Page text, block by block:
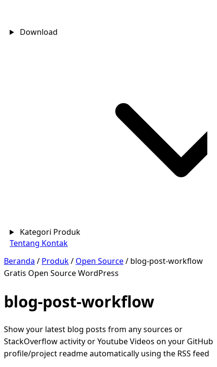
Download
Kategori Produk
Tentang Kontak
Beranda / Produk/ Open Source/ blog-post-workflow
Gratis Open SourceWordPress
blog-post-workflow
Show your latest blog posts from any sources or
StackOverflow activity or Youtube Videos on your GitHub
profile/project readme automatically using the RSS feed